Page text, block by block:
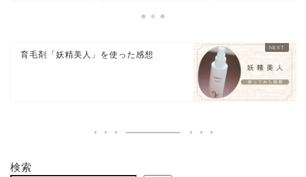
育毛剤「妖精美人」を使った感想
検索